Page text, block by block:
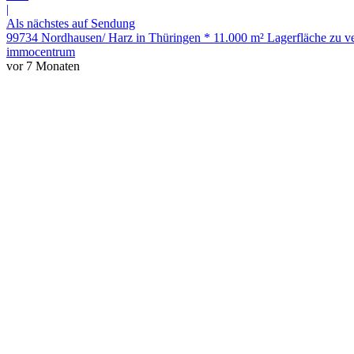
|
Als nächstes auf Sendung
99734 Nordhausen/ Harz in Thüringen * 11.000 m² Lagerfläche zu
immocentrum
vor 7 Monaten